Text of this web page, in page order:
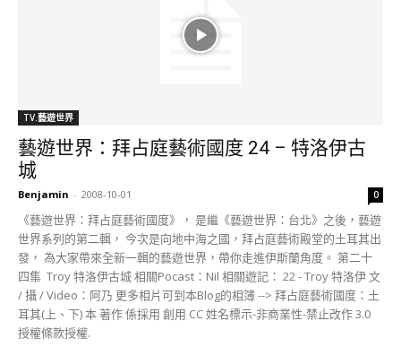
TV.藝遊世界
藝遊世界：拜占庭藝術國度 24 – 特洛伊古
城
Benjamin - 2008-10-01 0
《藝遊世界：拜占庭藝術國度》， 是繼《藝遊世界：台北》之後，藝遊
世界系列的第二輯， 今次是向地中海之國，拜占庭藝術殿堂的土耳其出
發， 為大家帶來全新一輯的藝遊世界，帶你走進伊斯蘭角度。 第二十
四集 Troy 特洛伊古城 相關Pocast：Nil 相關遊記： 22 - Troy 特洛伊 文
/ 攝 / Video：阿乃 更多相片可到本Blog的相簿 --> 拜占庭藝術國度：土
耳其(上、下) 本 著作 係採用 創用 CC 姓名標示-非商業性-禁止改作 3.0
授權條款授權.